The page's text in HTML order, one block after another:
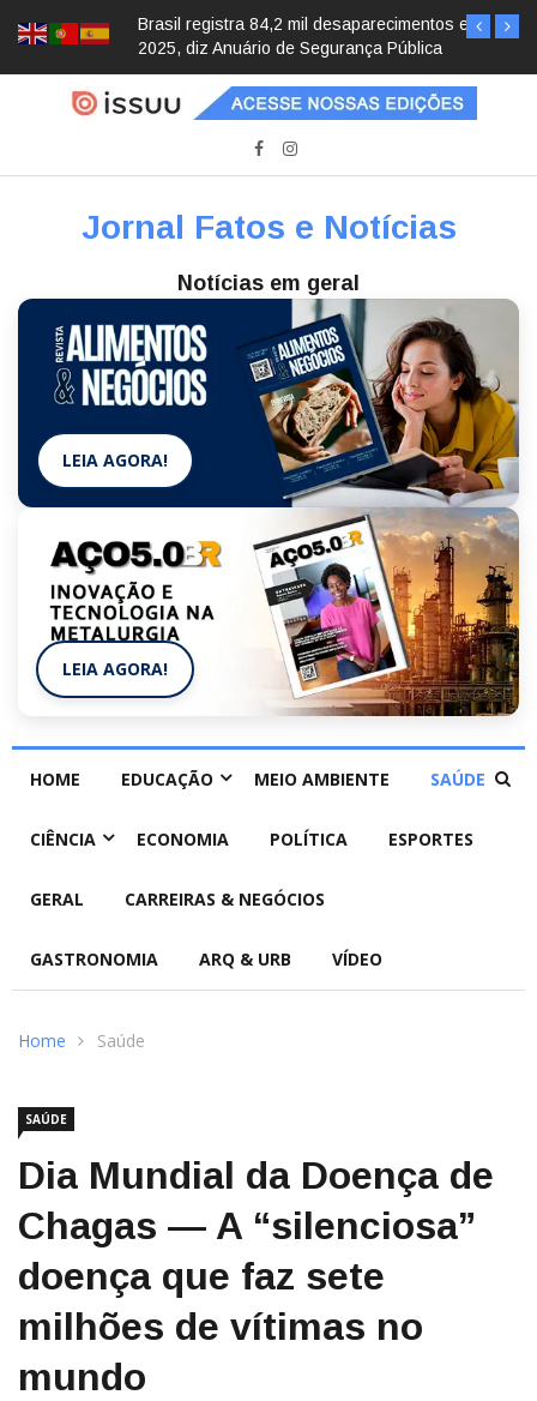
Brasil registra 84,2 mil desaparecimentos em
2025, diz Anuário de Segurança Pública
Jornal Fatos e Notícias
Notícias em geral
LEIA AGORA!
LEIA AGORA!
HOME EDUCAÇÃO MEIO AMBIENTE SAÚDE
CIÊNCIA ECONOMIA POLÍTICA ESPORTES
GERAL CARREIRAS & NEGÓCIOS
GASTRONOMIA ARQ & URB VÍDEO
Home Saúde
SAÚDE
Dia Mundial da Doença de
Chagas — A “silenciosa”
doença que faz sete
milhões de vítimas no
mundo